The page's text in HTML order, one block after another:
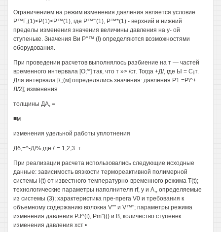
Ограничением на режим изменения давления является условие
Р™Г,(1)<Р(1)<Р™(1), где Р™'"(1), Р™*(1) - верхний и нижний
пределы изменения значения величины давления на у- ой
ступеньке. Значения Ви Р°™ (!) определяются возможностями
оборудования.
При проведении расчетов выполнялось разбиение на т — частей
временного интервала [О;'*] так, что т »> /ст. Тогда +Д/, где Ы = С¡т.
Для интервала [/,;(м] определялись значения: давления Р1 =Р\^+
Л/2]; изменения
толщины ДА, =
■м
изменения удельной работы уплотнения
Дб,=^-Д/%,где /' = 1,2,3..т.
При реализации расчета использовались следующие исходные
данные: зависимость вязкости термореактивной полимерной
системы i(t) от известного температурно-временного режима T(t);
технологические параметры наполнителя rf, у и А,, определяемые
из системы (3); характеристика пре-прега V0 и требования к
объемному содержанию волокна V"" и V™"; параметры режима
изменения давления PJ^(t), Pm"(() и В; количество ступенек
изменения давления хст •